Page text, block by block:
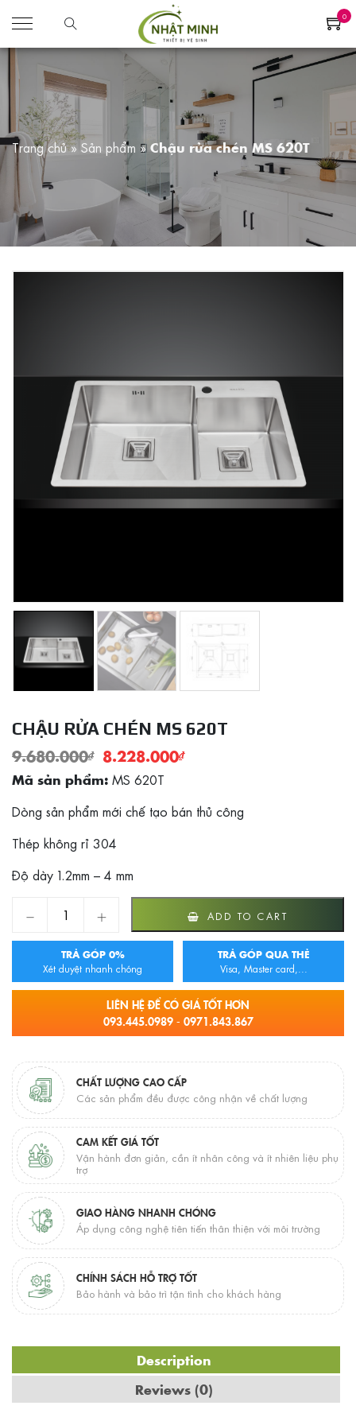
0
Trang chủ» Sản phẩm »Chậu rửa chén MS 620T
CHẬU RỬA CHÉN MS 620T
9.680.000₫ 8.228.000₫
Mã sản phẩm: MS 620T
Dòng sản phẩm mới chế tạo bán thủ công
Thép không rỉ 304
Độ dày 1.2mm – 4 mm
ADD TO CART
TRẢ GÓP 0%
Xét duyệt nhanh chóng
TRẢ GÓP QUA THẺ
Visa, Master card,...
LIÊN HỆ ĐỂ CÓ GIÁ TỐT HƠN
093.445.0989 - 0971.843.867
CHẤT LƯỢNG CAO CẤP
Các sản phẩm đều được công nhận về chất lượng
CAM KẾT GIÁ TỐT
Vận hành đơn giản, cần ít nhân công và ít nhiên liệu phụ
trợ
GIAO HÀNG NHANH CHÓNG
Áp dụng công nghệ tiên tiến thân thiện với môi trường
CHÍNH SÁCH HỖ TRỢ TỐT
Bảo hành và bảo trì tận tình cho khách hàng
Description
Reviews (0)